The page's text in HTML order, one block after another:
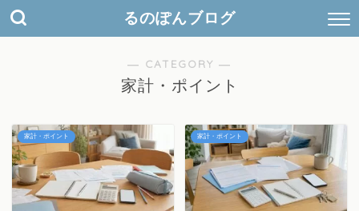
索
キ
るのぽんブログ
― CATEGORY ―
家計・ポイント
家計・ポイント 家計・ポイント